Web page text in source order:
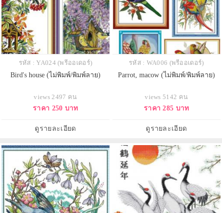
รหัส : YA024 (พรีออเดอร์)
Bird's house (ไม่พิมพ์/พิมพ์ลาย)
views 2497 คน
ราคา 250 บาท
ดูรายละเอียด
รหัส : WA006 (พรีออเดอร์)
Parrot, macow (ไม่พิมพ์/พิมพ์ลาย)
views 5142 คน
ราคา 285 บาท
ดูรายละเอียด